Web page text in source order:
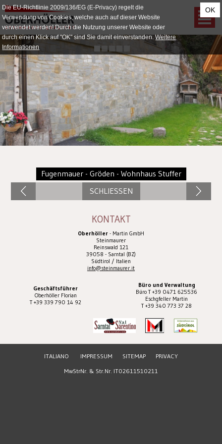
Fugenmauer - Gröden - Wohnhaus Stuffer
SCHLIESSEN
KONTAKT
Oberhöller - Martin GmbH
Steinmaurer
Reinswald 121
39058 - Sarntal (BZ)
Südtirol / Italien
info@steinmaurer.it
Geschäftsführer
Oberhöller Florian
T +39 339 790 14 92
Büro und Verwaltung
Büro T +39 0471 625536
Eschgfeller Martin
T +39 340 773 37 28
ITALIANO IMPRESSUM SITEMAP
PRIVACY
MwStrNr. & Str.Nr. IT02611510211
Die EU-Richtlinie 2009/136/EG (E-Privacy) regelt die
Verwendung von Cookies, welche auch auf dieser Website
verwendet werden! Durch die Nutzung unserer Website oder
durch einen Klick auf "OK" sind Sie damit einverstanden.Weitere
Informationen
OK